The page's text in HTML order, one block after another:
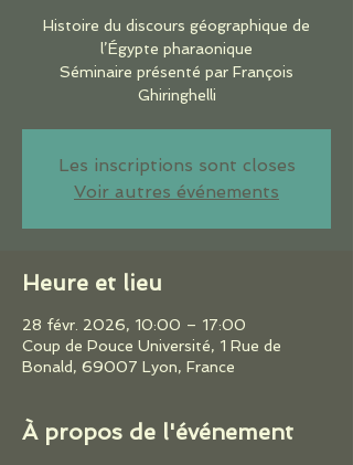
Histoire du discours géographique de
l’Égypte pharaonique
Séminaire présenté par François
Les inscriptions sont closes
Voir autres événements
Heure et lieu
28 févr. 2026, 10:00 – 17:00
Coup de Pouce Université, 1 Rue de
Bonald, 69007 Lyon, France
À propos de l'événement